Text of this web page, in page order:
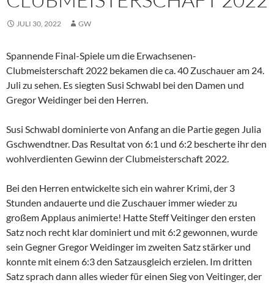
JULI 30, 2022 GW
Spannende Final-Spiele um die Erwachsenen-
Clubmeisterschaft 2022 bekamen die ca. 40 Zuschauer am 24.
Juli zu sehen. Es siegten Susi Schwabl bei den Damen und
Gregor Weidinger bei den Herren.
Susi Schwabl dominierte von Anfang an die Partie gegen Julia
Gschwendtner. Das Resultat von 6:1 und 6:2 bescherte ihr den
wohlverdienten Gewinn der Clubmeisterschaft 2022.
Bei den Herren entwickelte sich ein wahrer Krimi, der 3
Stunden andauerte und die Zuschauer immer wieder zu
großem Applaus animierte! Hatte Steff Veitinger den ersten
Satz noch recht klar dominiert und mit 6:2 gewonnen, wurde
sein Gegner Gregor Weidinger im zweiten Satz stärker und
konnte mit einem 6:3 den Satzausgleich erzielen. Im dritten
Satz sprach dann alles wieder für einen Sieg von Veitinger, der